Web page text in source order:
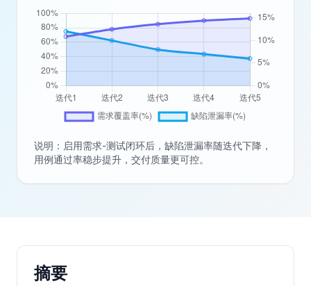
说明：启用需求-测试闭环后，缺陷泄漏率随迭代下降，
用例通过率稳步提升，交付质量更可控。
摘要